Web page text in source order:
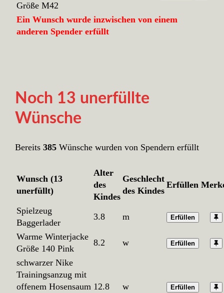
Größe M42
Ein Wunsch wurde inzwischen von einem
anderen Spender erfüllt
Noch 13 unerfüllte
Wünsche
Bereits 385Wünsche wurden von Spendern erfüllt
Wunsch (13
unerfüllt)
Alter
des
Kindes
Geschlecht
des Kindes
Erfüllen
Spielzeug
Baggerlader
3.8 m Erfüllen
Warme Winterjacke
Größe 140 Pink
8.2 w Erfüllen
schwarzer Nike
Trainingsanzug mit
offenem Hosensaum 12.8 w Erfüllen